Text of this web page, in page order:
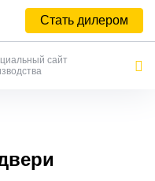
Стать дилером
сайт